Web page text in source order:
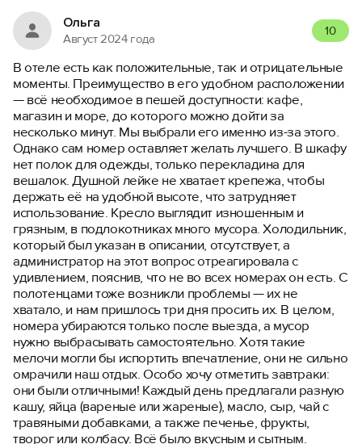
Ольга
Август 2024 года
10
В отеле есть как положительные, так и отрицательные
моменты. Преимущество в его удобном расположении
— всё необходимое в пешей доступности: кафе,
магазин и море, до которого можно дойти за
несколько минут. Мы выбрали его именно из-за этого.
Однако сам номер оставляет желать лучшего. В шкафу
нет полок для одежды, только перекладина для
вешалок. Душной лейке не хватает крепежа, чтобы
держать её на удобной высоте, что затрудняет
использование. Кресло выглядит изношенным и
грязным, в подлокотниках много мусора. Холодильник,
который был указан в описании, отсутствует, а
администратор на этот вопрос отреагировала с
удивлением, пояснив, что не во всех номерах он есть. С
полотенцами тоже возникли проблемы — их не
хватало, и нам пришлось три дня просить их. В целом,
номера убираются только после выезда, а мусор
нужно выбрасывать самостоятельно. Хотя такие
мелочи могли бы испортить впечатление, они не сильно
омрачили наш отдых. Особо хочу отметить завтраки:
они были отличными! Каждый день предлагали разную
кашу, яйца (вареные или жареные), масло, сыр, чай с
травяными добавками, а также печенье, фрукты,
творог или колбасу. Всё было вкусным и сытным.